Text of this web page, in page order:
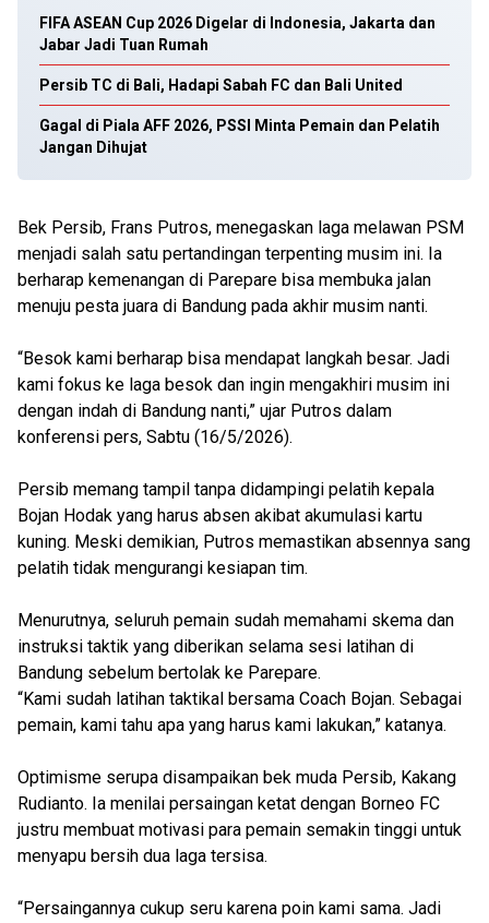
FIFA ASEAN Cup 2026 Digelar di Indonesia, Jakarta dan
Jabar Jadi Tuan Rumah
Persib TC di Bali, Hadapi Sabah FC dan Bali United
Gagal di Piala AFF 2026, PSSI Minta Pemain dan Pelatih
Jangan Dihujat
Bek Persib, Frans Putros, menegaskan laga melawan PSM
menjadi salah satu pertandingan terpenting musim ini. Ia
berharap kemenangan di Parepare bisa membuka jalan
menuju pesta juara di Bandung pada akhir musim nanti.
“Besok kami berharap bisa mendapat langkah besar. Jadi
kami fokus ke laga besok dan ingin mengakhiri musim ini
dengan indah di Bandung nanti,” ujar Putros dalam
konferensi pers, Sabtu (16/5/2026).
Persib memang tampil tanpa didampingi pelatih kepala
Bojan Hodak yang harus absen akibat akumulasi kartu
kuning. Meski demikian, Putros memastikan absennya sang
pelatih tidak mengurangi kesiapan tim.
Menurutnya, seluruh pemain sudah memahami skema dan
instruksi taktik yang diberikan selama sesi latihan di
Bandung sebelum bertolak ke Parepare.
“Kami sudah latihan taktikal bersama Coach Bojan. Sebagai
pemain, kami tahu apa yang harus kami lakukan,” katanya.
Optimisme serupa disampaikan bek muda Persib, Kakang
Rudianto. Ia menilai persaingan ketat dengan Borneo FC
justru membuat motivasi para pemain semakin tinggi untuk
menyapu bersih dua laga tersisa.
“Persaingannya cukup seru karena poin kami sama. Jadi